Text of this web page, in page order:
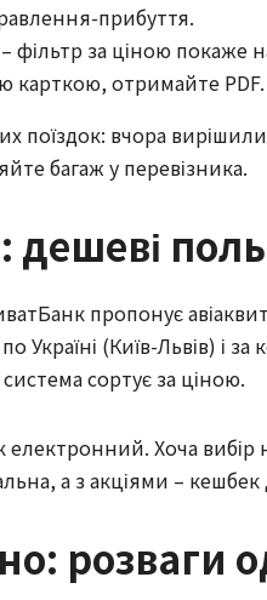
прибуття.
фільтр за ціною покаже
карткою, отримайте PDF.
поїздок: вчора
багаж у перевізника.
дешеві
пропонує
Україні (Київ-Львів) і
сортує за ціною.
Хоча вибір
а з акціями –
розваги